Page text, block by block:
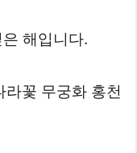
해입니다.
라꽃 무궁화 홍천